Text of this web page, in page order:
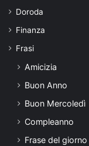
Doroda
Finanza
Frasi
Amicizia
Buon Anno
Buon Mercoledì
Compleanno
Frase del giorno